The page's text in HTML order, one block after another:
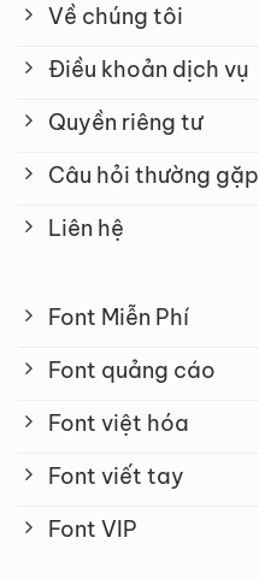
Về chúng tôi
Điều khoản dịch vụ
Quyền riêng tư
Câu hỏi thường gặp
Liên hệ
Font Miễn Phí
Font quảng cáo
Font việt hóa
Font viết tay
Font VIP